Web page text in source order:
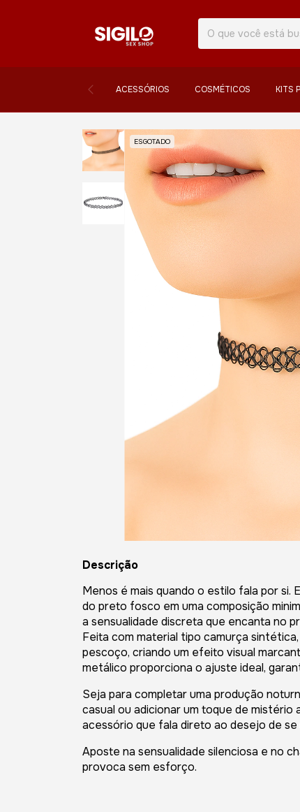
ACESSÓRIOS COSMÉTICOS KITS
ESGOTADO
Descrição
Menos é mais quando o estilo fala por
do preto fosco em uma composição
a sensualidade discreta que encanta no
Feita com material tipo camurça
pescoço, criando um efeito visual
metálico proporciona o ajuste ideal,
Seja para completar uma produção
casual ou adicionar um toque de mistério
acessório que fala direto ao desejo de
Aposte na sensualidade silenciosa e no
provoca sem esforço.